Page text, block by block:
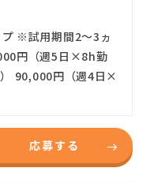
※試用期間2～3ヵ
円（週5日×8h勤
90,000円（週4日×
応募する